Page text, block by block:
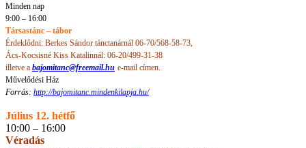
Minden nap
9:00 – 16:00
Társastánc – tábor
Érdeklődni: Berkes Sándor tánctanárnál 06-70/568-58-73,
Ács-Kocsisné Kiss Katalinnál: 06-20/499-31-38
illetve a bajomitanc@freemail.hu e-mail címen.
Művelődési Ház
Forrás: http://bajomitanc.mindenkilapja.hu/
Július 12. hétfő
10:00 – 16:00
Véradás